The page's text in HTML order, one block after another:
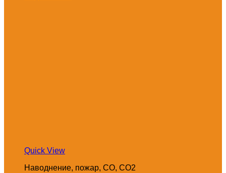
Quick View
Наводнение, пожар, CO, CO2